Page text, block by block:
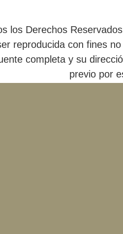
los Derechos
reproducida con fines
completa y su
previo por